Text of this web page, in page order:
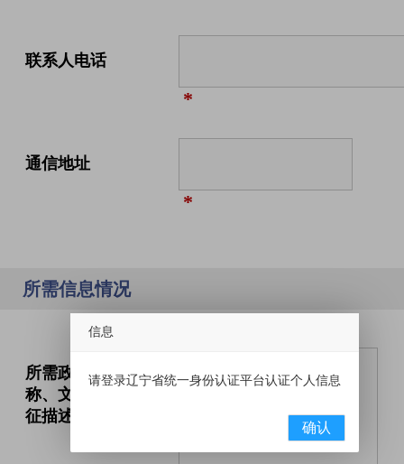
信息
请登录辽宁省统一身份认证平台认证个人信息
确认
联系人电话
*
通信地址
*
所需信息情况
所需政府信息的名
称、文号或其他特
征描述